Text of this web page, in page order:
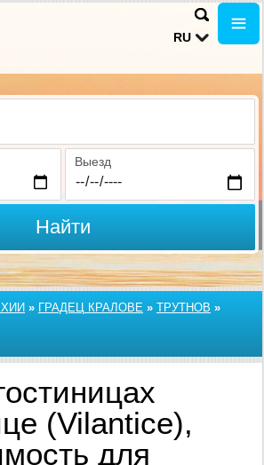
RU
Выезд
Найти
» ГРАДЕЦ КРАЛОВЕ » ТРУТНОВ »
(Vilantice),
для